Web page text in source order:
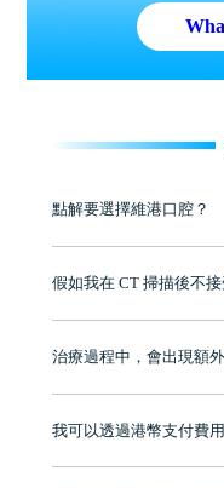
點解要選擇維港口腔？
牌」、「2025香港企業領
至今已服務超過三十個國
有咨詢及服務保障中心，
假如我在 CT 掃描後不
治療過程中，會出現額
我可以透過港幣支付費
可以。維港口腔會按照當